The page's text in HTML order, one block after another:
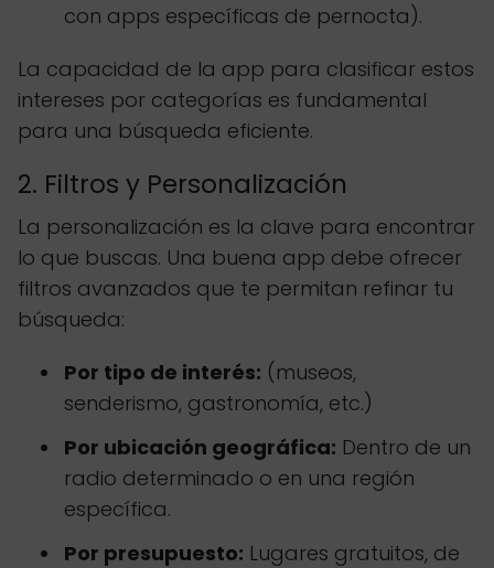
con apps específicas de pernocta).
La capacidad de la app para clasificar estos
intereses por categorías es fundamental
para una búsqueda eficiente.
2. Filtros y Personalización
La personalización es la clave para encontrar
lo que buscas. Una buena app debe ofrecer
filtros avanzados que te permitan refinar tu
búsqueda:
Por tipo de interés: (museos,
senderismo, gastronomía, etc.)
Por ubicación geográfica: Dentro de un
radio determinado o en una región
específica.
Por presupuesto: Lugares gratuitos, de